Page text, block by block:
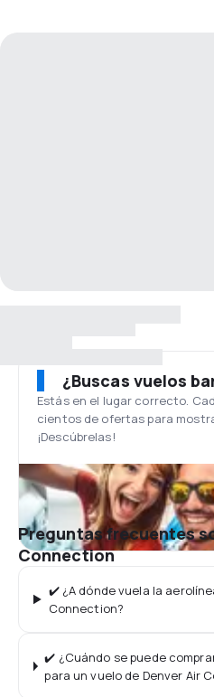
¿Buscas vuelos
Estás en el lugar correcto.
cientos de ofertas para
¡Descúbrelas!
Preguntas frecuentes
Connection
✔️ ¿A dónde vuela la
Connection?
✔️ ¿Cuándo se puede
para un vuelo de Denver Air